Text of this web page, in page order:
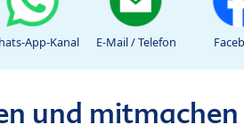
App-Kanal E-Mail / Telefon
und mitmachen